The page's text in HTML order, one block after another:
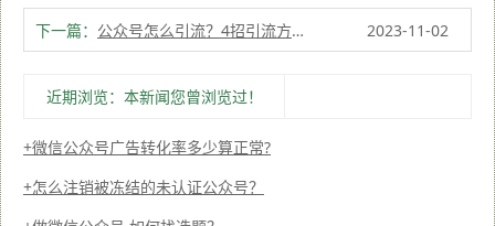
下一篇： 公众号怎么引流？4招引流方法，教你快速涨粉！ 2023-11-02
近期浏览：本新闻您曾浏览过！
微信公众号广告转化率多少算正常?
怎么注销被冻结的未认证公众号？